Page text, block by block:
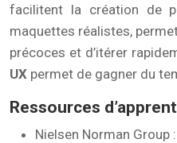
facilitent la création de
maquettes réalistes,
précoces et d’itérer
UX permet de gagner du
Ressources
Nielsen Norman Group